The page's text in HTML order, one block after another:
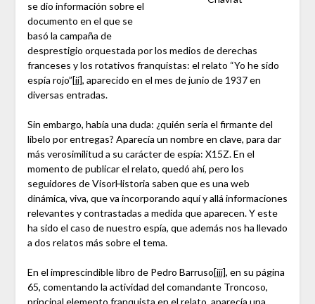
se dio información sobre el
documento en el que se
basó la campaña de
desprestigio orquestada por los medios de derechas
franceses y los rotativos franquistas: el relato “Yo he sido
espía rojo”[ii], aparecido en el mes de junio de 1937 en
diversas entradas.
Sin embargo, había una duda: ¿quién sería el firmante del
libelo por entregas? Aparecía un nombre en clave, para dar
más verosimilitud a su carácter de espía: X15Z. En el
momento de publicar el relato, quedó ahí, pero los
seguidores de VisorHistoria saben que es una web
dinámica, viva, que va incorporando aquí y allá informaciones
relevantes y contrastadas a medida que aparecen. Y este
ha sido el caso de nuestro espía, que además nos ha llevado
a dos relatos más sobre el tema.
En el imprescindible libro de Pedro Barruso[iii], en su página
65, comentando la actividad del comandante Troncoso,